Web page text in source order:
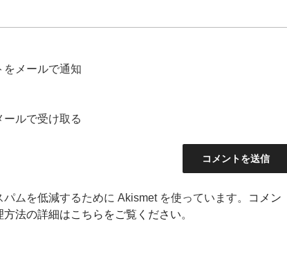
をメールで通知
ールで受け取る
パムを低減するために Akismet を使っています。
コメン
方法の詳細はこちらをご覧ください。